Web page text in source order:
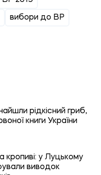
вибори до ВР
рідкісний гриб,
книги України
кропиві: у Луцькому
виводок